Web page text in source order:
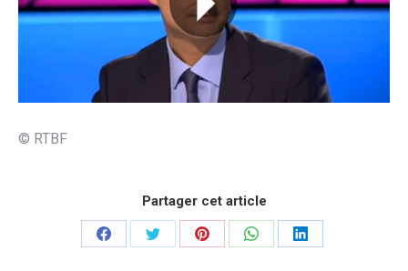
© RTBF
Partager cet article
PartagerPartagerPartagerPartagerPartager